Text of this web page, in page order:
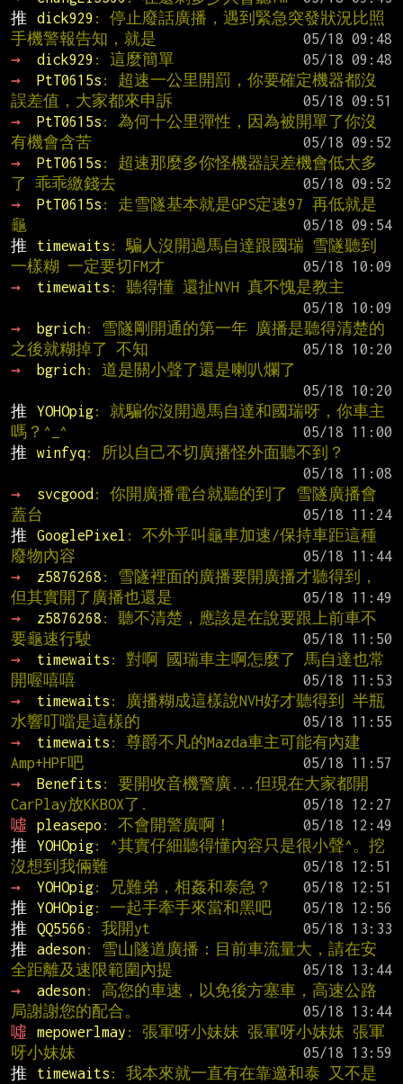
推
dick929 : 停止廢話廣播，遇到緊急突發狀況比照
手機警報告知，就是
→
dick929 : 這麼簡單
→
PtT0615s : 超速一公里開罰，你要確定機器都沒
誤差值，大家都來申訴
→
PtT0615s : 為何十公里彈性，因為被開單了你沒
有機會含苦
→
PtT0615s : 超速那麼多你怪機器誤差機會低太多
了 乖乖繳錢去
→
PtT0615s : 走雪隧基本就是GPS定速97 再低就是
龜
推
timewaits : 騙人沒開過馬自達跟國瑞 雪隧聽到
一樣糊 一定要切FM才
→
timewaits : 聽得懂 還扯NVH 真不愧是教主
→
bgrich: 雪隧剛開通的第一年 廣播是聽得清楚的
之後就糊掉了 不知
→
bgrich: 道是關小聲了還是喇叭爛了
推
YOHOpig: 就騙你沒開過馬自達和國瑞呀，你車主
嗎？^_^
推
winfyq: 所以自己不切廣播怪外面聽不到？
→
svcgood : 你開廣播電台就聽的到了 雪隧廣播會
蓋台
推
GooglePixel : 不外乎叫龜車加速/保持車距這種
廢物內容
→
z5876268 : 雪隧裡面的廣播要開廣播才聽得到，
但其實開了廣播也還是
→
z5876268 : 聽不清楚，應該是在說要跟上前車不
要龜速行駛
→
timewaits : 對啊 國瑞車主啊怎麼了 馬自達也常
開喔嘻嘻
→
timewaits : 廣播糊成這樣說NVH好才聽得到 半瓶
水響叮噹是這樣的
→
timewaits : 尊爵不凡的Mazda車主可能有內建
Amp+HPF吧
→
Benefits : 要開收音機警廣...但現在大家都開
CarPlay放KKBOX了.
噓
pleasepo : 不會開警廣啊！
推
YOHOpig: ^其實仔細聽得懂內容只是很小聲^。挖
沒想到我倆難
→
YOHOpig: 兄難弟，相姦和泰急？
推
YOHOpig: 一起手牽手來當和黑吧
推
QQ5566 : 我開yt
推
adeson: 雪山隧道廣播：目前車流量大，請在安
全距離及速限範圍內提
→
adeson: 高您的車速，以免後方塞車，高速公路
局謝謝您的配合。
噓
mepowerlmay : 張軍呀小妹妹 張軍呀小妹妹 張軍
呀小妹妹
推
timewaits : 我本來就一直有在靠邀和泰 又不是